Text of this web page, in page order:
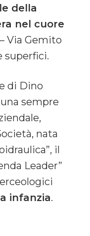
della
nel cuore
– Via Gemito
superfici.
di Dino
sempre
nata
il
Leader”
infanzia.